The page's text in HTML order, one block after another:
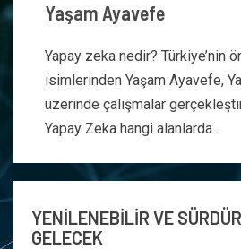
Yaşam Ayavefe
Yapay zeka nedir? Türkiye’nin
isimlerinden Yaşam Ayavefe,
üzerinde çalışmalar
Yapay Zeka hangi alanlarda...
YENİLENEBİLİR VE
GELECEK